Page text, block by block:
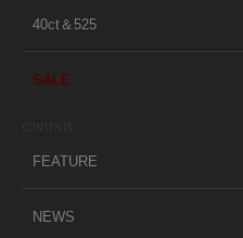
40ct＆525
SALE
FEATURE
NEWS